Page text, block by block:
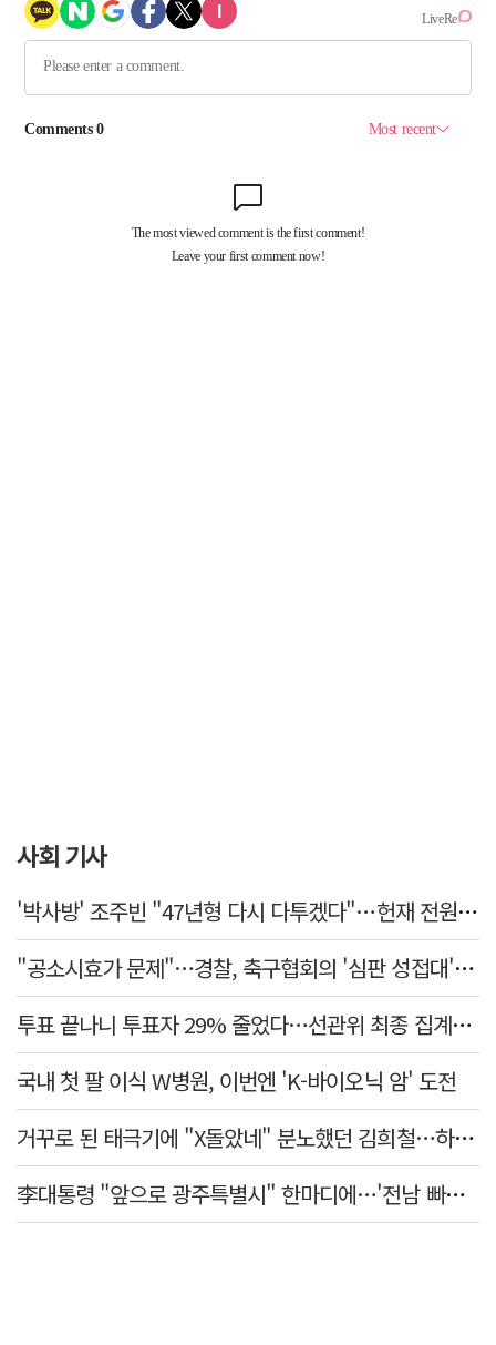
사회 기사
'박사방' 조주빈 "47년형 다시 다투겠다"…헌재 전원일치 기각
"공소시효가 문제"…경찰, 축구협회의 '심판 성접대' 수사 여부 검토한다
투표 끝나니 투표자 29% 줄었다…선관위 최종 집계서 수백명 '증발'
국내 첫 팔 이식 W병원, 이번엔 'K-바이오닉 암' 도전
거꾸로 된 태극기에 "X돌았네" 분노했던 김희철…하루만에 사과
李대통령 "앞으로 광주특별시" 한마디에…'전남 빠진 약칭' 논란 재점화